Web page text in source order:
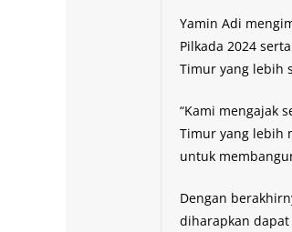
Yamin Adi
Pilkada 2024
Timur yang lebih
“Kami mengajak
Timur yang lebih
untuk
Dengan
diharapkan